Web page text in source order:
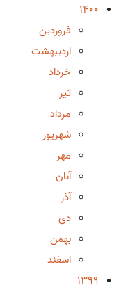
1400
فروردین
اردیبهشت
خرداد
تیر
مرداد
شهریور
مهر
آبان
آذر
دی
بهمن
اسفند
1399